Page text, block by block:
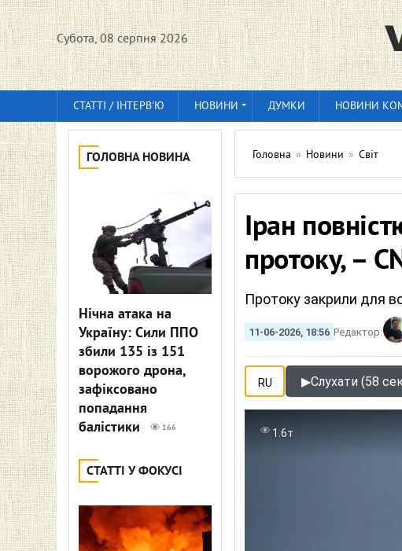
Субота, 08 серпня 2026
СТАТТІ / ІНТЕРВ'Ю НОВИНИ ДУМКИ НОВИНИ
ГОЛОВНА НОВИНА
Нічна атака на
Україну: Сили ППО
збили 135 із 151
ворожого дрона,
зафіксовано
попадання
балістики
166
СТАТТІ У ФОКУСІ
Головна » Новини » Світ
Іран
протоку, –
Протоку закрили для
11-06-2026, 18:56 Редактор:
RU ▶Слухати (58
1.6т